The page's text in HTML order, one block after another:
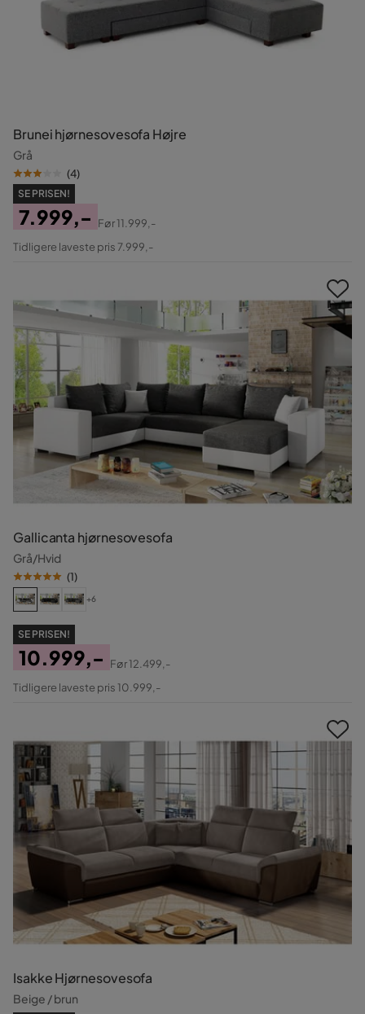
Brunei hjørnesovesofa Højre
Grå
(4)
SE PRISEN!
Pris
7.999,-
Original
Før11.999,-
Tidligere laveste pris 7.999,-
Gallicanta hjørnesovesofa
Grå/Hvid
(1)
+6
SE PRISEN!
Pris
10.999,-
Original
Før12.499,-
Tidligere laveste pris 10.999,-
Isakke Hjørnesovesofa
Beige / brun